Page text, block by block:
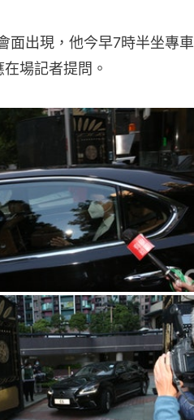
面出現，他今早7時半坐專車
場記者提問。